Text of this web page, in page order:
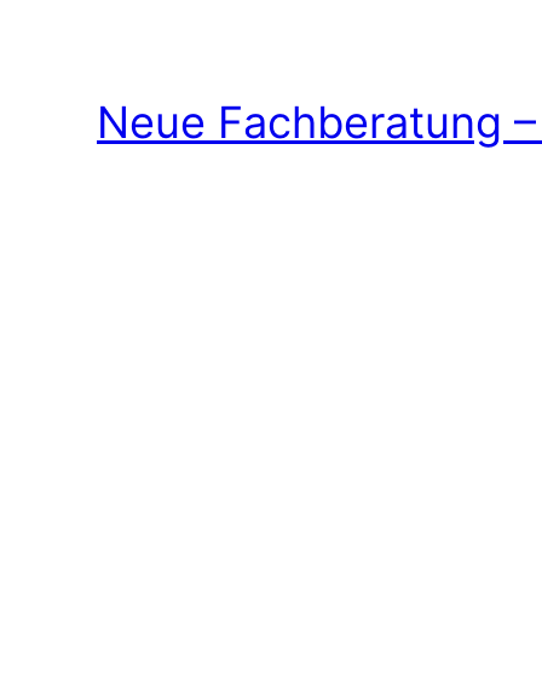
Neue Fachberatung